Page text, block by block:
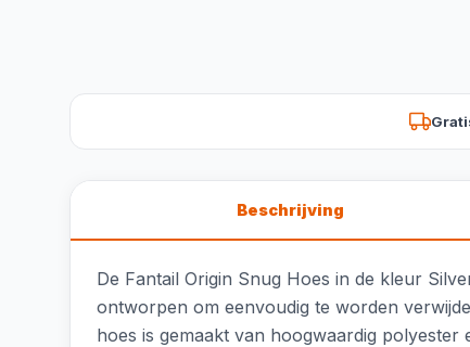
Beschrijving
De Fantail Origin Snug Hoes in de kleur
ontworpen om eenvoudig te worden
hoes is gemaakt van hoogwaardig